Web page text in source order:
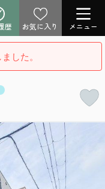
歴 お気に入り メニュー
した。